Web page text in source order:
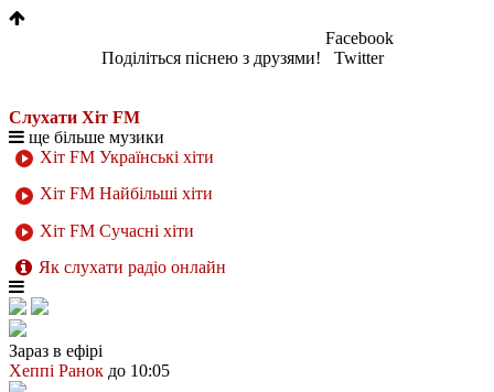
Поділіться піснею з друзями!
Facebook
Twitter
Слухати Хіт FM
ще більше музики
Хіт FM Українські хіти
Хіт FM Найбільші хіти
Хіт FM Сучасні хіти
Як слухати радіо онлайн
Зараз в ефірі
Хеппі Ранок до 10:05